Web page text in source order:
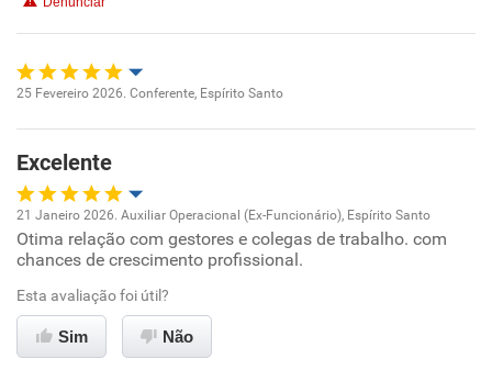
Ambiente de trabalho
Conciliação com a vida familiar
Recomenda esta empresa
25 Fevereiro 2026. Conferente, Espírito Santo
Excelente
Oportunidade de promoção
Ambiente de trabalho
Conciliação com a vida familiar
21 Janeiro 2026. Auxiliar Operacional (Ex-Funcionário), Espírito Santo
Otima relação com gestores e colegas de trabalho. com
chances de crescimento profissional.
Esta avaliação foi útil?
Sim Não